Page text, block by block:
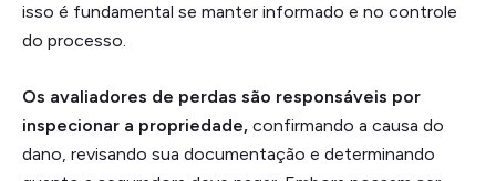
isso é fundamental se manter informado e no controle
do processo.
Os avaliadores de perdas são responsáveis por
inspecionar a propriedade, confirmando a causa do
dano, revisando sua documentação e determinando